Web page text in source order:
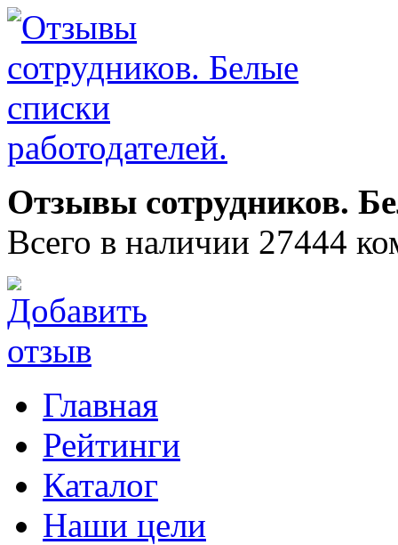
Отзывы сотрудников.
Всего в наличии 27444
Главная
Рейтинги
Каталог
Наши цели